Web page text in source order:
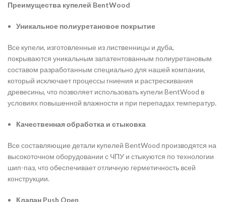
Преимущества купелей BentWood
Уникальное полиуретановое покрытие
Все купели, изготовленные из лиственницы и дуба,
покрываются уникальным запатентованным полиуретановым
составом разработанным специально для нашей компании,
который исключает процессы гниения и растрескивания
древесины, что позволяет использовать купели BentWood в
условиях повышенной влажности и при перепадах температур.
Качественная обработка и стыковка
Все составляющие детали купелей BentWood производятся на
высокоточном оборудовании с ЧПУ и стыкуются по технологии
шип-паз, что обеспечивает отличную герметичность всей
конструкции.
Клапан Push Open